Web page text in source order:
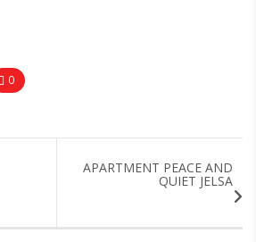
0
APARTMENT PEACE AND
QUIET JELSA